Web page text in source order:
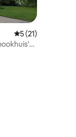
Gemiddelde
5 (21)